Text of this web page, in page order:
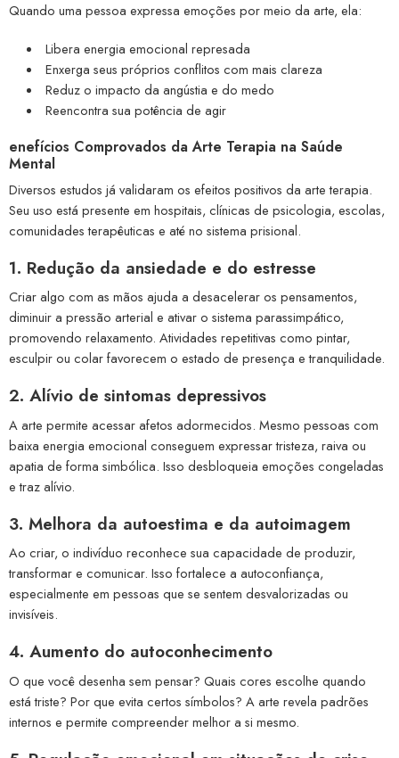
Quando uma pessoa expressa emoções por meio da arte, ela:
Libera energia emocional represada
Enxerga seus próprios conflitos com mais clareza
Reduz o impacto da angústia e do medo
Reencontra sua potência de agir
enefícios Comprovados da Arte Terapia na Saúde
Mental
Diversos estudos já validaram os efeitos positivos da arte terapia.
Seu uso está presente em hospitais, clínicas de psicologia, escolas,
comunidades terapêuticas e até no sistema prisional.
1. Redução da ansiedade e do estresse
Criar algo com as mãos ajuda a desacelerar os pensamentos,
diminuir a pressão arterial e ativar o sistema parassimpático,
promovendo relaxamento. Atividades repetitivas como pintar,
esculpir ou colar favorecem o estado de presença e tranquilidade.
2. Alívio de sintomas depressivos
A arte permite acessar afetos adormecidos. Mesmo pessoas com
baixa energia emocional conseguem expressar tristeza, raiva ou
apatia de forma simbólica. Isso desbloqueia emoções congeladas
e traz alívio.
3. Melhora da autoestima e da autoimagem
Ao criar, o indivíduo reconhece sua capacidade de produzir,
transformar e comunicar. Isso fortalece a autoconfiança,
especialmente em pessoas que se sentem desvalorizadas ou
invisíveis.
4. Aumento do autoconhecimento
O que você desenha sem pensar? Quais cores escolhe quando
está triste? Por que evita certos símbolos? A arte revela padrões
internos e permite compreender melhor a si mesmo.